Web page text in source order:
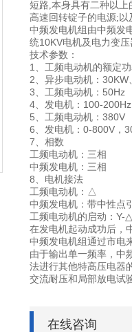
短路,本身具有二种以上
高速回转锭子的电源;
中频发电机组由中频发
统10KV电机及电力变
技术参数：
1、工频电动机的额定
2、异步电动机：
3、工频电动机：50Hz
4、发电机：100-200Hz
5、工频电动机：380V
6、发电机：0-800V，
7、相数
工频电动机：三相
中频发电机：三相
8、电机接法
工频电动机：△
中频发电机：带中性点
工频电动机的启动：Y-
在发电机起动成功后，
中频发电机组通过市电
由于输出单一频率，中
法进行其他特高压电器
交流耐压和局部放电试
在线咨询